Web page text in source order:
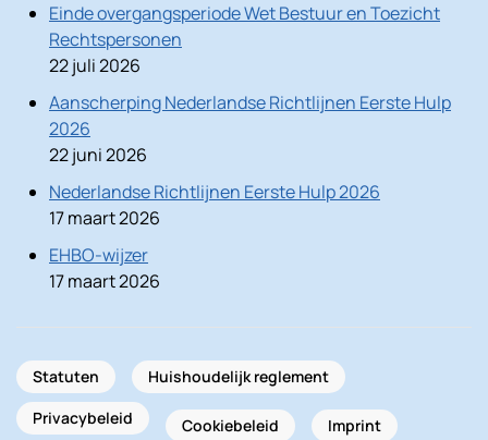
Einde overgangsperiode Wet Bestuur en Toezicht
Rechtspersonen
22 juli 2026
Aanscherping Nederlandse Richtlijnen Eerste Hulp
2026
22 juni 2026
Nederlandse Richtlijnen Eerste Hulp 2026
17 maart 2026
EHBO-wijzer
17 maart 2026
Statuten
Huishoudelijk reglement
Privacybeleid
Cookiebeleid Imprint